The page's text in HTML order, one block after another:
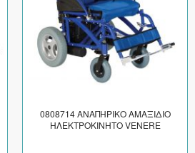
0808714 ΑΝΑΠΗΡΙΚΟ ΑΜΑΞΙΔΙΟ
ΗΛΕΚΤΡΟΚΙΝΗΤΟ VENERE